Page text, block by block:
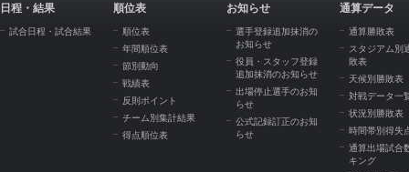
日程・結果
試合日程・試合結果
順位表
順位表
年間順位表
節別動向
戦績表
反則ポイント
チーム別集計結果
得点順位表
お知らせ
選手登録追加抹消の
お知らせ
役員・スタッフ登録
追加抹消のお知らせ
出場停止選手のお知
らせ
公式記録訂正のお知
らせ
通算データ
通算勝敗表
スタジアム別
敗表
天候別勝敗表
対戦データ一
状況別勝敗表
時間帯別得失
通算出場試合
キング